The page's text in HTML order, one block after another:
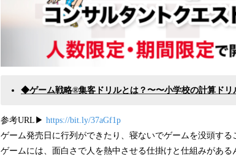
◆ゲーム戦略®︎集客ドリルとは？〜〜小学校の計算ドリ
参考URL▶︎ https://bit.ly/37aGf1p
ゲーム発売日に行列ができたり、寝ないでゲームを没頭する
ゲームには、面白さで人を熱中させる仕掛けと仕組みがある